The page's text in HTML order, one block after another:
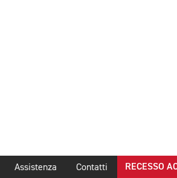
Assistenza Contatti RECESSO